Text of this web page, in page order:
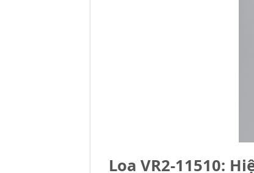
Loa VR2-11510: